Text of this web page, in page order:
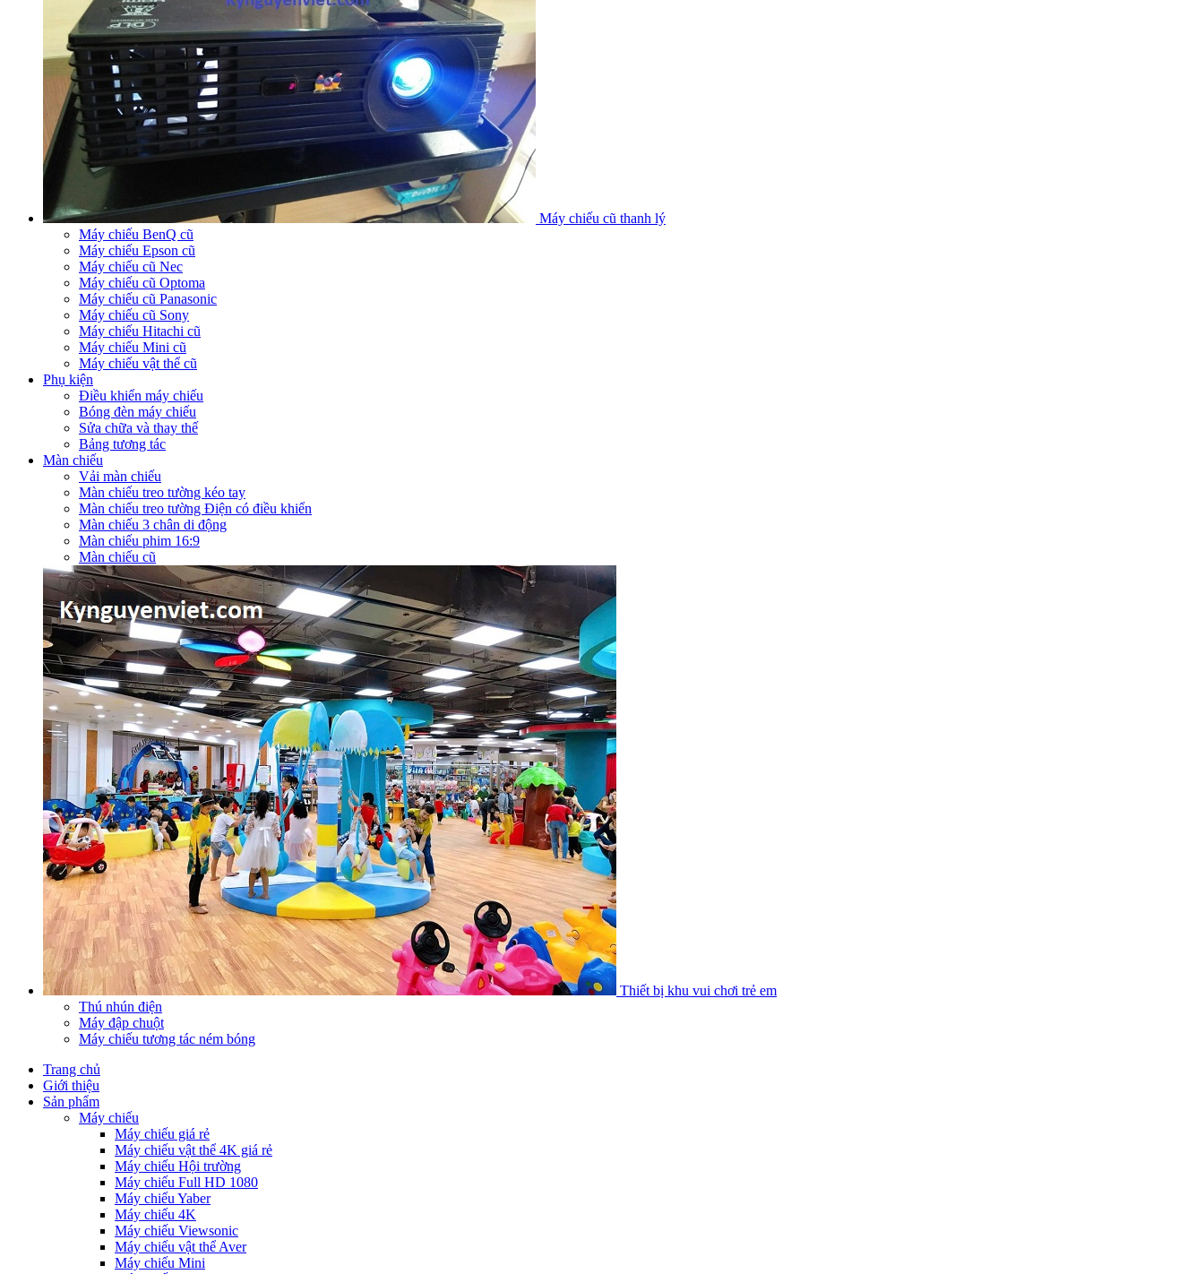
Máy chiếu cũ thanh lý
Máy chiếu BenQ cũ
Máy chiếu Epson cũ
Máy chiếu cũ Nec
Máy chiếu cũ Optoma
Máy chiếu cũ Panasonic
Máy chiếu cũ Sony
Máy chiếu Hitachi cũ
Máy chiếu Mini cũ
Máy chiếu vật thể cũ
Phụ kiện
Điều khiển máy chiếu
Bóng đèn máy chiếu
Sửa chữa và thay thế
Bảng tương tác
Màn chiếu
Vải màn chiếu
Màn chiếu treo tường kéo tay
Màn chiếu treo tường Điện có điều khiển
Màn chiếu 3 chân di động
Màn chiếu phim 16:9
Màn chiếu cũ
Thiết bị khu vui chơi trẻ em
Thú nhún điện
Máy đập chuột
Máy chiếu tương tác ném bóng
Trang chủ
Giới thiệu
Sản phẩm
Máy chiếu
Máy chiếu giá rẻ
Máy chiếu vật thể 4K giá rẻ
Máy chiếu Hội trường
Máy chiếu Full HD 1080
Máy chiếu Yaber
Máy chiếu 4K
Máy chiếu Viewsonic
Máy chiếu vật thể Aver
Máy chiếu Mini